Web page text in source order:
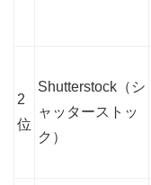
2
位
Shutterstock（シ
ャッターストッ
ク）